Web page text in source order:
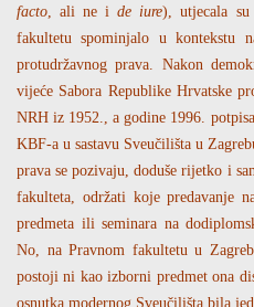
facto , ali ne ide iure), utjecala su
fakultetu spominjalo u kontekstu
protudržavnog prava. Nakon
vijeće Sabora Republike Hrvatske
NRH iz 1952., a godine 1996.
KBF-a u sastavu Sveučilišta u
prava se pozivaju, doduše rijetko i
fakulteta, održati koje predavanje
predmeta ili seminara na
No, na Pravnom fakultetu u
postoji ni kao izborni predmet ona
osnutka modernog Sveučilišta bila